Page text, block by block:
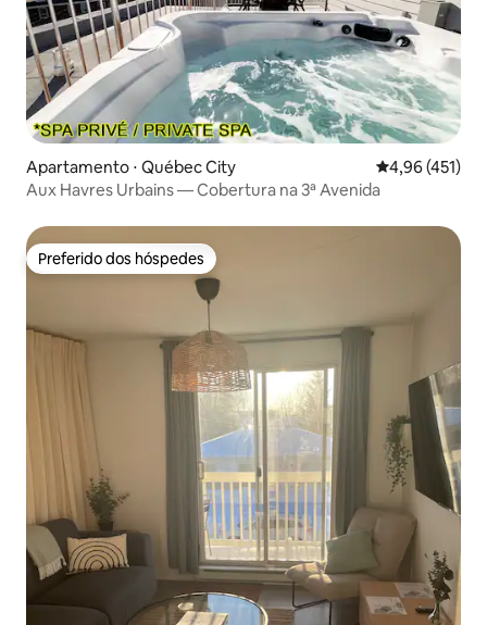
Apartamento ⋅ Québec City 4,96 de uma
4,96 (451)
Aux Havres Urbains — Cobertura na 3ª Avenida
Preferido dos hóspedes
Preferido dos hóspedes